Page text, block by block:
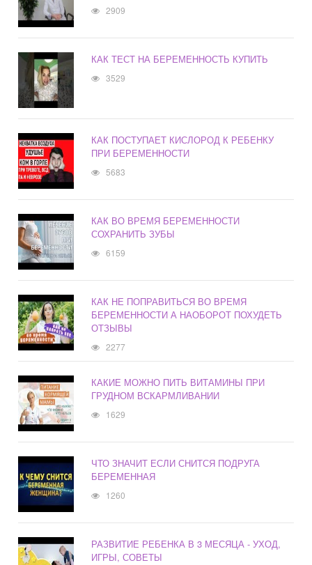
2909
КАК ТЕСТ НА БЕРЕМЕННОСТЬ КУПИТЬ
3529
КАК ПОСТУПАЕТ КИСЛОРОД К РЕБЕНКУ
ПРИ БЕРЕМЕННОСТИ
5683
КАК ВО ВРЕМЯ БЕРЕМЕННОСТИ
СОХРАНИТЬ ЗУБЫ
6159
КАК НЕ ПОПРАВИТЬСЯ ВО ВРЕМЯ
БЕРЕМЕННОСТИ А НАОБОРОТ ПОХУДЕТЬ
ОТЗЫВЫ
2277
КАКИЕ МОЖНО ПИТЬ ВИТАМИНЫ ПРИ
ГРУДНОМ ВСКАРМЛИВАНИИ
1629
ЧТО ЗНАЧИТ ЕСЛИ СНИТСЯ ПОДРУГА
БЕРЕМЕННАЯ
1260
РАЗВИТИЕ РЕБЕНКА В 3 МЕСЯЦА - УХОД,
ИГРЫ, СОВЕТЫ